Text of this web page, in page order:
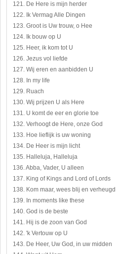
121. De Here is mijn herder
122. Ik Vermag Alle Dingen
123. Groot is Uw trouw, o Hee
124. Ik bouw op U
125. Heer, ik kom tot U
126. Jezus vol liefde
127. Wij eren en aanbidden U
128. In my life
129. Ruach
130. Wij prijzen U als Here
131. U komt de eer en glorie toe
132. Verhoogt de Here, onze God
133. Hoe lieflijk is uw woning
134. De Heer is mijn licht
135. Halleluja, Halleluja
136. Abba, Vader, U alleen
137. King of Kings and Lord of Lords
138. Kom maar, wees blij en verheugd
139. In moments like these
140. God is de beste
141. Hij is de zoon van God
142. 'k Vertouw op U
143. De Heer, Uw God, in uw midden